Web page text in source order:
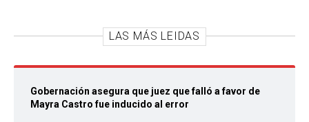
LAS MÁS LEIDAS
Gobernación asegura que juez que falló a favor de
Mayra Castro fue inducido al error